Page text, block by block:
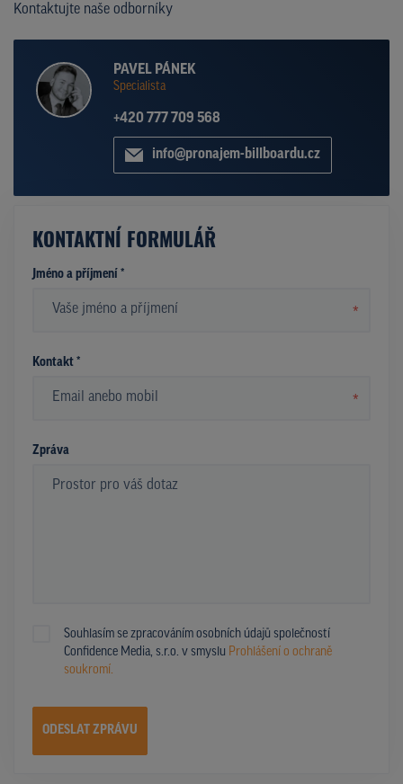
Kontaktujte naše odborníky
PAVEL PÁNEK
Specialista
+420 777 709 568
info@pronajem-billboardu.cz
KONTAKTNÍ FORMULÁŘ
Jméno a příjmení *
*
Kontakt *
*
Zpráva
Souhlasím se zpracováním osobních údajů společností
Confidence Media, s.r.o. v smyslu Prohlášení o ochraně
soukromí.
ODESLAT ZPRÁVU